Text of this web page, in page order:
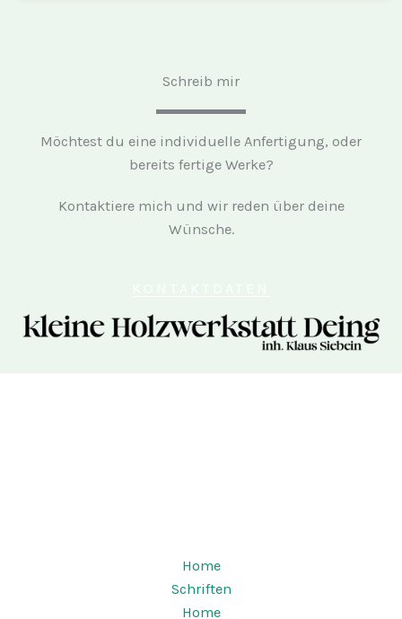
Schreib mir
Möchtest du eine individuelle Anfertigung, oder
bereits fertige Werke?
Kontaktiere mich und wir reden über deine
Wünsche.
Home
Schriften
Home